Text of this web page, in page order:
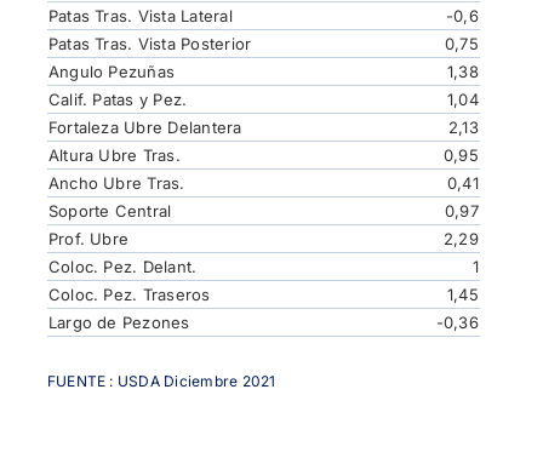
Patas Tras. Vista Lateral
-0,6
Patas Tras. Vista Posterior
0,75
Angulo Pezuñas
1,38
Calif. Patas y Pez.
1,04
Fortaleza Ubre Delantera
2,13
Altura Ubre Tras.
0,95
Ancho Ubre Tras.
0,41
Soporte Central
0,97
Prof. Ubre
2,29
Coloc. Pez. Delant.
1
Coloc. Pez. Traseros
1,45
Largo de Pezones
-0,36
FUENTE : USDA Diciembre 2021